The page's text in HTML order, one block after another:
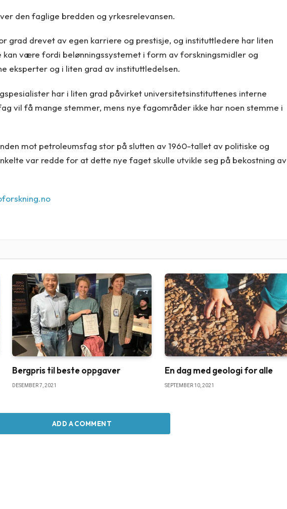
den faglige bredden og yrkesrelevansen.
grad drevet av egen karriere og prestisje, og instituttledere har liten
kan være fordi belønningssystemet i form av forskningsmidler og
eksperter og i liten grad av instituttledelsen.
har i liten grad påvirket universitetsinstituttenes interne
vil få mange stemmer, mens nye fagområder ikke har noen stemme i
mot petroleumsfag stor på slutten av 1960-tallet av politiske og
var redde for at dette nye faget skulle utvikle seg på bekostning av
Bergpris til beste oppgaver
DESEMBER 7, 2021
En dag med geologi for alle
SEPTEMBER 10, 2021
ADD A COMMENT